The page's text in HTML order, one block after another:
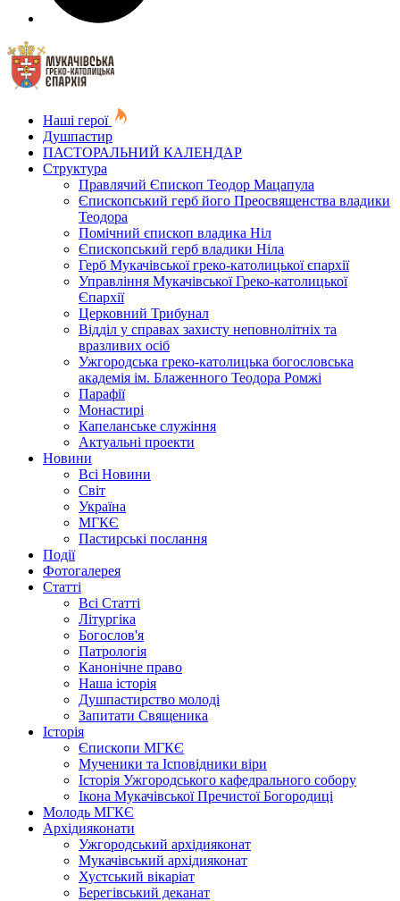
Наші герої
Душпастир
ПАСТОРАЛЬНИЙ КАЛЕНДАР
Структура
Правлячий Єпископ Теодор Мацапула
Єпископський герб його Преосвященства владики
Теодора
Помічний єпископ владика Ніл
Єпископський герб владики Ніла
Герб Мукачівської греко-католицької єпархії
Управління Мукачівської Греко-католицької
Єпархії
Церковний Трибунал
Відділ у справах захисту неповнолітніх та
вразливих осіб
Ужгородська греко-католицька богословська
академія ім. Блаженного Теодора Ромжі
Парафії
Монастирі
Капеланське служіння
Актуальні проекти
Новини
Всі Новини
Світ
Україна
МГКЄ
Пастирські послання
Події
Фотогалерея
Статті
Всі Статті
Літургіка
Богослов'я
Патрологія
Канонічне право
Наша історія
Душпастирство молоді
Запитати Священика
Історія
Єпископи МГКЄ
Мученики та Ісповідники віри
Історія Ужгородського кафедрального собору
Ікона Мукачівської Пречистої Богородиці
Молодь МГКЄ
Архідияконати
Ужгородський архідияконат
Мукачівський архідияконат
Хустський вікаріат
Берегівський деканат